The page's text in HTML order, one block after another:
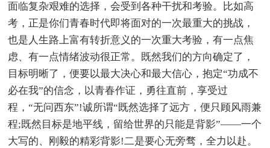
面临复杂艰难的选择，会受到各种干扰和考验。比如高
考，正是你们青春时代即将面对的一次最重大的挑战，
也是人生路上富有转折意义的一次重大考验，有一点焦
虑、有一点情绪波动很正常。既然我们的方向确定了，
目标明晰了，便要以最大决心和最大信心，抱定“功成不
必在我”的信念，以青春作证，勇往直前，享受过
程，“无问西东”!诚所谓“既然选择了远方，便只顾风雨兼
程;既然目标是地平线，留给世界的只能是背影”——一个
大写的、刚毅的精彩背影!二是要心无旁骛，全力以赴。